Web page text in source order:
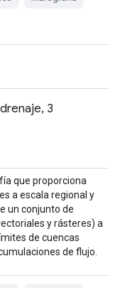
3
que proporciona
a escala regional y
un conjunto de
y rásteres) a
de cuencas
de flujo.